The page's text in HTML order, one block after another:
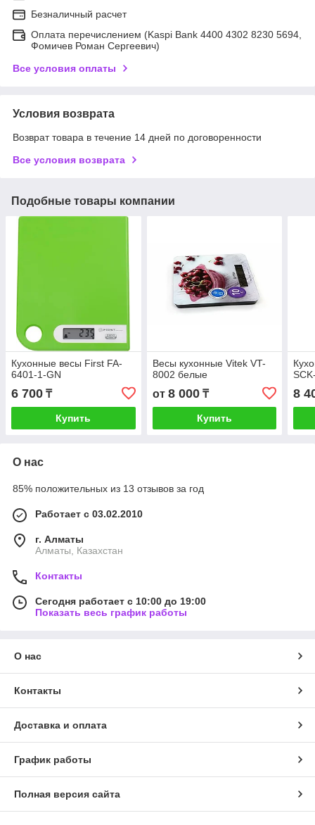
Безналичный расчет
Оплата перечислением (Kaspi Bank 4400 4302 8230 5694,
Фомичев Роман Сергеевич)
Все условия оплаты
Условия возврата
Возврат товара в течение 14 дней по договоренности
Все условия возврата
Подобные товары компании
Кухонные весы First FA-
6401-1-GN
6 700 ₸
Купить
Весы кухонные Vitek VT-
8002 белые
от 8 000₸
Купить
8
О нас
85% положительных из 13 отзывов за год
Работает с 03.02.2010
г. Алматы
Алматы, Казахстан
Контакты
Сегодня работает с 10:00 до 19:00
Показать весь график работы
О нас
Контакты
Доставка и оплата
График работы
Полная версия сайта